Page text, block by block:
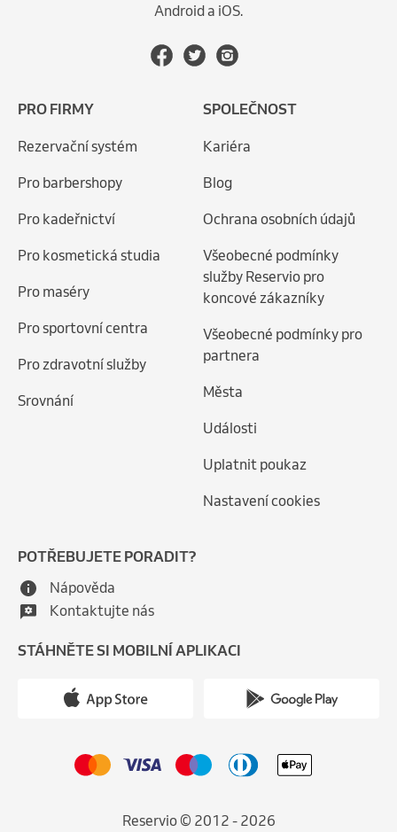
Android a iOS.
PRO FIRMY
Rezervační systém
Pro barbershopy
Pro kadeřnictví
Pro kosmetická studia
Pro maséry
Pro sportovní centra
Pro zdravotní služby
Srovnání
SPOLEČNOST
Kariéra
Blog
Ochrana osobních údajů
Všeobecné podmínky
služby Reservio pro
koncové zákazníky
Všeobecné podmínky pro
partnera
Města
Události
Uplatnit poukaz
Nastavení cookies
POTŘEBUJETE PORADIT?
Nápověda
Kontaktujte nás
STÁHNĚTE SI MOBILNÍ APLIKACI
Reservio © 2012 - 2026